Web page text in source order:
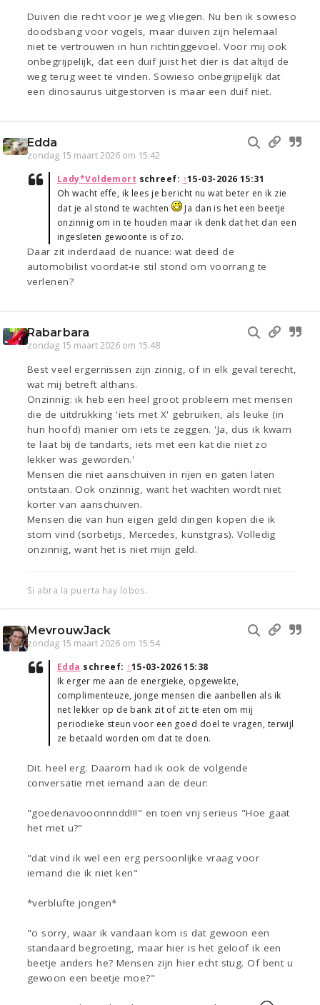
Duiven die recht voor je weg vliegen. Nu ben ik sowieso
doodsbang voor vogels, maar duiven zijn helemaal
niet te vertrouwen in hun richtinggevoel. Voor mij ook
onbegrijpelijk, dat een duif juist het dier is dat altijd de
weg terug weet te vinden. Sowieso onbegrijpelijk dat
een dinosaurus uitgestorven is maar een duif niet.
Edda
zondag 15 maart 2026 om 15:42
Lady*Voldemort schreef: ↑15-03-2026 15:31
Oh wacht effe, ik lees je bericht nu wat beter en ik zie
dat je al stond te wachten
Ja dan is het een beetje
onzinnig om in te houden maar ik denk dat het dan een
ingesleten gewoonte is of zo.
Daar zit inderdaad de nuance: wat deed de
automobilist voordat-ie stil stond om voorrang te
verlenen?
Rabarbara
zondag 15 maart 2026 om 15:48
Best veel ergernissen zijn zinnig, of in elk geval terecht,
wat mij betreft althans.
Onzinnig: ik heb een heel groot probleem met mensen
die de uitdrukking 'iets met X' gebruiken, als leuke (in
hun hoofd) manier om iets te zeggen. 'Ja, dus ik kwam
te laat bij de tandarts, iets met een kat die niet zo
lekker was geworden.'
Mensen die niet aanschuiven in rijen en gaten laten
ontstaan. Ook onzinnig, want het wachten wordt niet
korter van aanschuiven.
Mensen die van hun eigen geld dingen kopen die ik
stom vind (sorbetijs, Mercedes, kunstgras). Volledig
onzinnig, want het is niet mijn geld.
Si abra la puerta hay lobos.
MevrouwJack
zondag 15 maart 2026 om 15:54
Edda schreef: ↑15-03-2026 15:38
Ik erger me aan de energieke, opgewekte,
complimenteuze, jonge mensen die aanbellen als ik
net lekker op de bank zit of zit te eten om mij
periodieke steun voor een goed doel te vragen, terwijl
ze betaald worden om dat te doen.
Dit. heel erg. Daarom had ik ook de volgende
conversatie met iemand aan de deur:
"goedenavooonnndd!!!" en toen vrij serieus "Hoe gaat
het met u?"
"dat vind ik wel een erg persoonlijke vraag voor
iemand die ik niet ken"
*verblufte jongen*
"o sorry, waar ik vandaan kom is dat gewoon een
standaard begroeting, maar hier is het geloof ik een
beetje anders he? Mensen zijn hier echt stug. Of bent u
gewoon een beetje moe?"